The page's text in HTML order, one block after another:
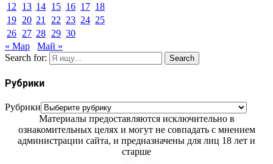
12
13 14 15 16 17 18
19 20 21 22 23 24 25
26 27 28 29 30
« Мар
Май »
Search for:
Search
Рубрики
Рубрики
Материалы предоставляются исключительно в
ознакомительных целях и могут не совпадать с мнением
администрации сайта, и предназначены для лиц 18 лет и
старше